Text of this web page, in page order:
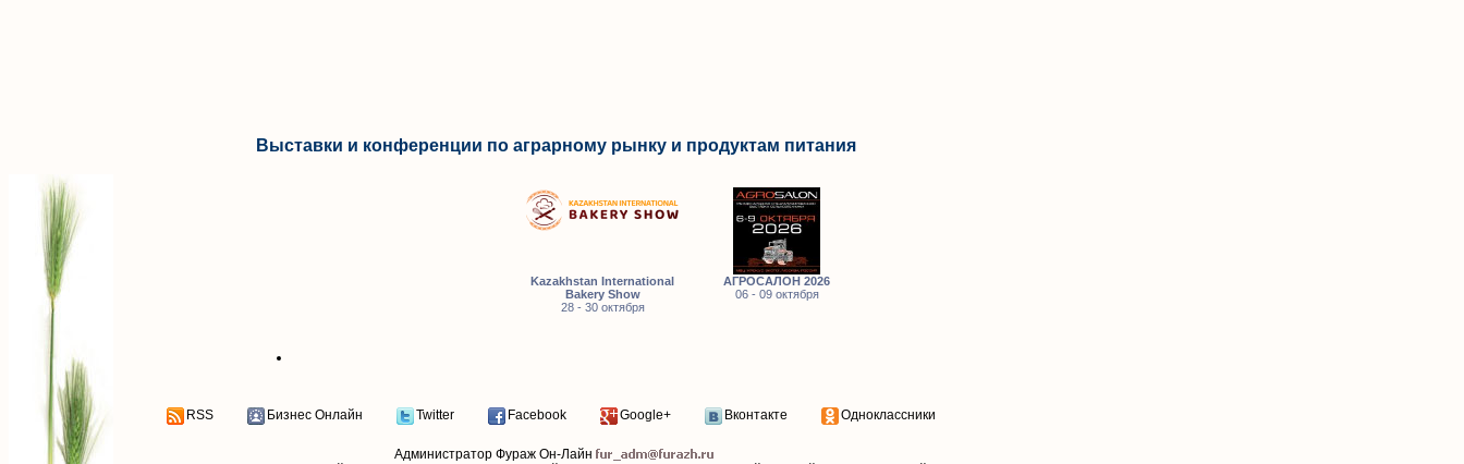
Выставки и конференции по аграрному рынку и продуктам питания
Kazakhstan International
Bakery Show
28 - 30 октября
АГРОСАЛОН 2026
06 - 09 октября
RSS Бизнес Онлайн Twitter Facebook Google+ Вконтакте Одноклассники
Администратор Фураж Он-Лайн